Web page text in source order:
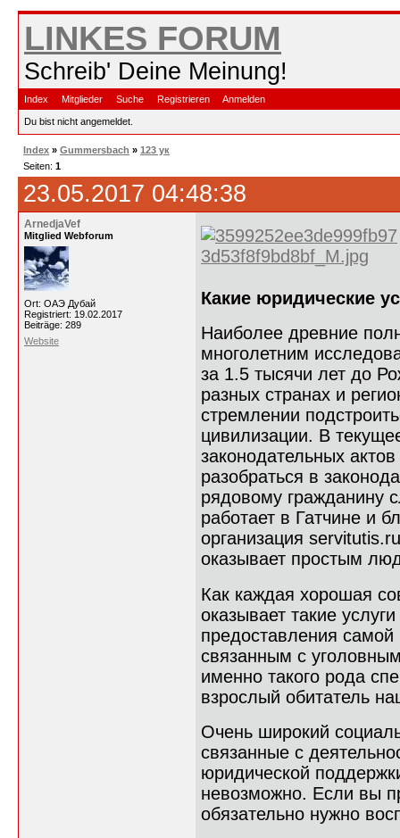
LINKES FORUM
Schreib' Deine Meinung!
Index Mitglieder Suche Registrieren Anmelden
Du bist nicht angemeldet.
Index » Gummersbach » 123 ук
Seiten: 1
23.05.2017 04:48:38
ArnedjaVef
Mitglied Webforum
Ort: ОАЭ Дубай
Registriert: 19.02.2017
Beiträge: 289
Website
Какие юридические
Наиболее древние
многолетним
за 1.5 тысячи лет до
разных странах и
стремлении
цивилизации. В
законодательных
разобраться в
рядовому гражданину
работает в Гатчине и
организация
оказывает простым
Как каждая хорошая
оказывает такие
предоставления
связанным с
именно такого рода
взрослый обитатель
Очень широкий
связанные с
юридической
невозможно. Если вы
обязательно нужно